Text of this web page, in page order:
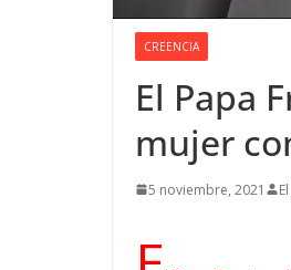
CREENCIA
El Papa
mujer
5 noviembre, 2021